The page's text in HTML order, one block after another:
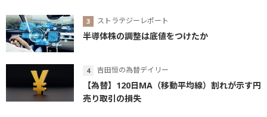
ストラテジーレポート
半導体株の調整は底値をつけたか
吉田恒の為替デイリー
【為替】120日MA（移動平均線）割れが示す円
売り取引の損失